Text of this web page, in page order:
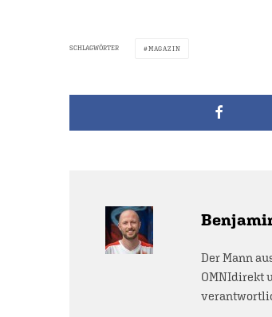
SCHLAGWÖRTER MAGAZIN
Der Mann
OMNIdirekt